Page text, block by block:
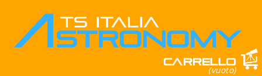
Carrello
(vuoto)